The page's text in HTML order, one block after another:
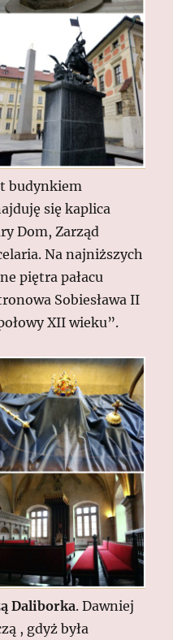
budynkiem
się kaplica
Dom, Zarząd
Na najniższych
piętra pałacu
Sobiesława II
XII wieku”.
Daliborka. Dawniej
, gdyż była